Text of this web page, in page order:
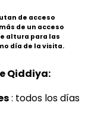
de acceso
de un acceso
altura para las
día de la visita.
Qiddiya:
: todos los días